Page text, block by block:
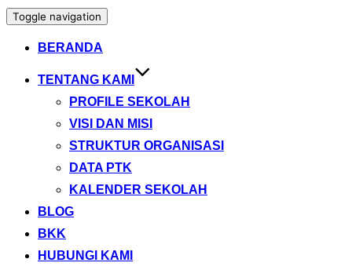
Toggle navigation
BERANDA
TENTANG KAMI
PROFILE SEKOLAH
VISI DAN MISI
STRUKTUR ORGANISASI
DATA PTK
KALENDER SEKOLAH
BLOG
BKK
HUBUNGI KAMI